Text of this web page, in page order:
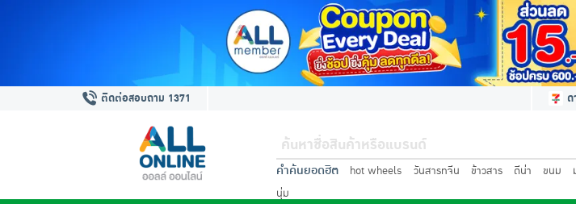
ติดต่อสอบถาม 1371
คำค้นยอดฮิต hot wheels วันสารทจีน ข้าวสาร ดีน่า ขนม
นุ่ม